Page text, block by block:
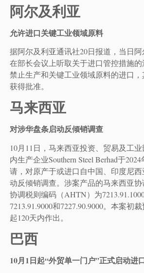
阿尔及利亚
允许进口关键工业领域原料
据阿尔及利亚通讯社20日报道，当日
在部长会议上听取关于进口管控措施
禁止生产和关键工业领域原料的进口
获得批准。
马来西亚
对涉华盘条启动反倾销调查
10月11日，马来西亚投资、贸易及工
内生产企业Southern Steel Berhad于
请，对原产于或进口自中国、印度尼
动反倾销调查。涉案产品的马来西亚
协调税则编码（AHTN）为7213.91.1000
7213.91.9000和7227.90.9000。本案初
起120天内作出。
巴西
10月1日起“外贸单一门户”正式启动进